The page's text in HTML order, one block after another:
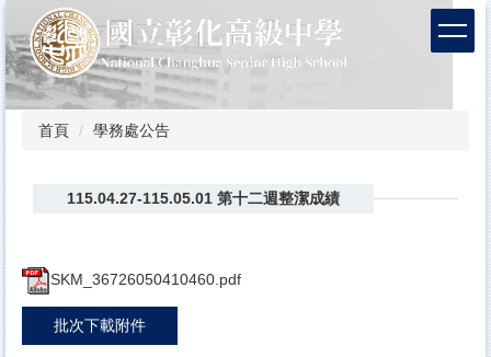
到
主
要
內
首頁 學務處公告
115.04.27-115.05.01 第十二週整潔成績
SKM_36726050410460.pdf
批次下載附件